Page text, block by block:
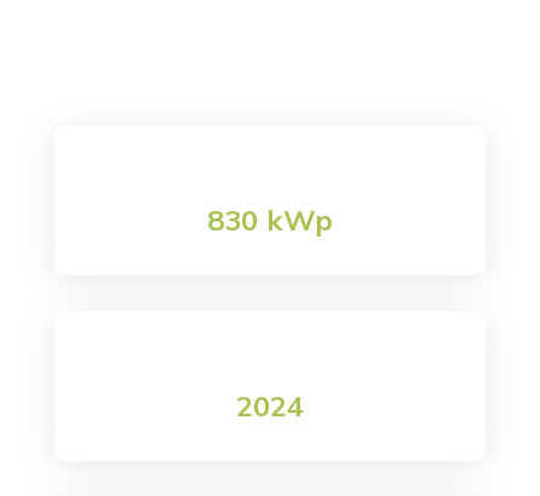
830 kWp
2024